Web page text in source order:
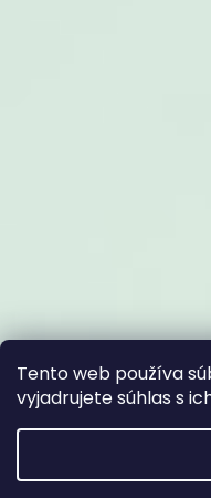
Tento web používa
vyjadrujete súhlas s